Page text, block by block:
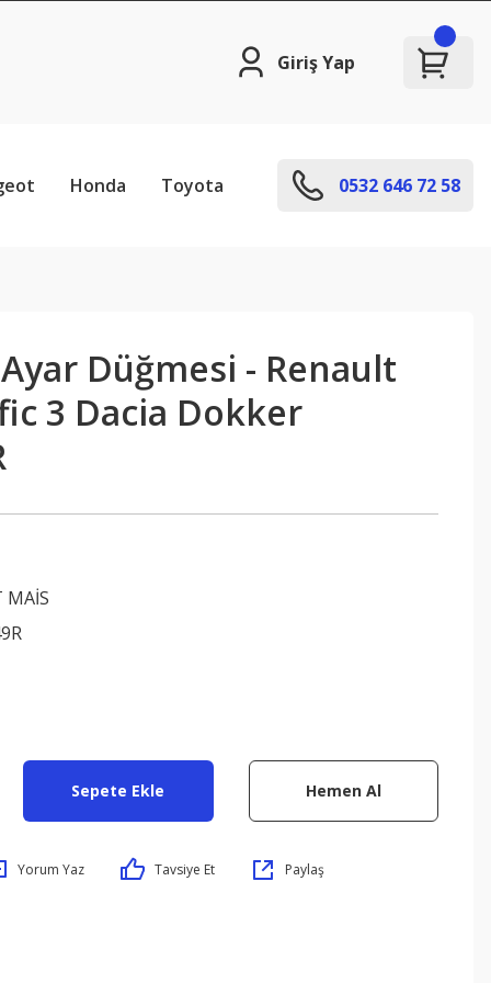
Giriş Yap
Honda Toyota 0532 646 72 58
Düğmesi - Renault
3 Dacia Dokker
MAİS
Sepete Ekle Hemen Al
Yorum Yaz Tavsiye Et Paylaş